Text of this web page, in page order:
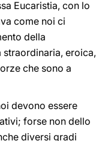
Eucaristia, con lo
come noi ci
della
straordinaria, eroica,
che sono a
devono essere
forse non dello
diversi gradi